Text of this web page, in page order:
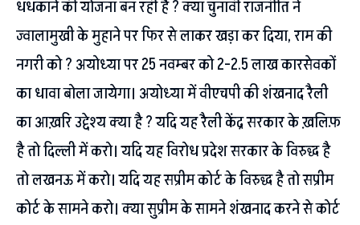
धधकाने की योजना बन रही है ? क्या चुनावी राजनीति ने
ज्वालामुखी के मुहाने पर फिर से लाकर खड़ा कर दिया, राम की
नगरी को ? अयोध्या पर 25 नवम्बर को 2-2.5 लाख कारसेवकों
का धावा बोला जायेगा। अयोध्या में वीएचपी की शंखनाद रैली
का आख़रि उद्देश्य क्या है ? यदि यह रैली केंद्र सरकार के ख़लिफ़
है तो दिल्ली में करो। यदि यह विरोध प्रदेश सरकार के विरुद्ध है
तो लखनऊ में करो। यदि यह सप्रीम कोर्ट के विरुद्ध है तो सप्रीम
कोर्ट के सामने करो। क्या सुप्रीम के सामने शंखनाद करने से कोर्ट